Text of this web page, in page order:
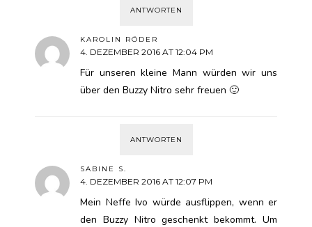
ANTWORTEN
KAROLIN RÖDER
4. DEZEMBER 2016 AT 12:04 PM
Für unseren kleine Mann würden wir uns
über den Buzzy Nitro sehr freuen 🙂
ANTWORTEN
SABINE S.
4. DEZEMBER 2016 AT 12:07 PM
Mein Neffe Ivo würde ausflippen, wenn er
den Buzzy Nitro geschenkt bekommt. Um